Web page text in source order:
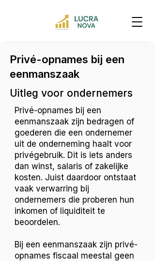
Privé-opnames bij een
eenmanszaak
Uitleg voor ondernemers
Privé-opnames bij een
eenmanszaak zijn bedragen of
goederen die een ondernemer
uit de onderneming haalt voor
privégebruik. Dit is iets anders
dan winst, salaris of zakelijke
kosten. Juist daardoor ontstaat
vaak verwarring bij
ondernemers die proberen hun
inkomen of liquiditeit te
beoordelen.
Bij een eenmanszaak zijn privé-
opnames fiscaal meestal geen